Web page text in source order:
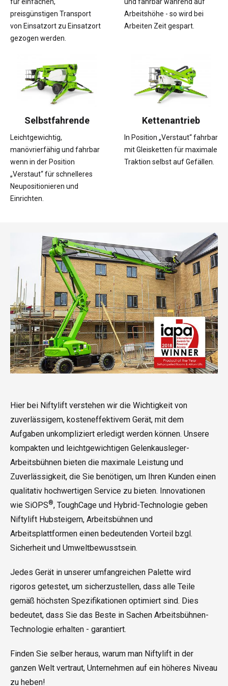
preisgünstigen Transport
von Einsatzort zu Einsatzort
gezogen werden.
Arbeitshöhe - so wird bei
Arbeiten Zeit gespart.
Selbstfahrende
Leichtgewichtig,
manövrierfähig und fahrbar
wenn in der Position
„Verstaut“ für schnelleres
Neupositionieren und
Einrichten.
Kettenantrieb
In Position „Verstaut“ fahrbar
mit Gleisketten für maximale
Traktion selbst auf Gefällen.
Hier bei Niftylift verstehen wir die Wichtigkeit von
zuverlässigem, kosteneffektivem Gerät, mit dem
Aufgaben unkompliziert erledigt werden können. Unsere
kompakten und leichtgewichtigen Gelenkausleger-
Arbeitsbühnen bieten die maximale Leistung und
Zuverlässigkeit, die Sie benötigen, um Ihren Kunden einen
qualitativ hochwertigen Service zu bieten. Innovationen
wie SiOPS®, ToughCage und Hybrid-Technologie geben
Niftylift Hubsteigern, Arbeitsbühnen und
Arbeitsplattformen einen bedeutenden Vorteil bzgl.
Sicherheit und Umweltbewusstsein.
Jedes Gerät in unserer umfangreichen Palette wird
rigoros getestet, um sicherzustellen, dass alle Teile
gemäß höchsten Spezifikationen optimiert sind. Dies
bedeutet, dass Sie das Beste in Sachen Arbeitsbühnen-
Technologie erhalten - garantiert.
Finden Sie selber heraus, warum man Niftylift in der
ganzen Welt vertraut, Unternehmen auf ein höheres Niveau
zu heben!